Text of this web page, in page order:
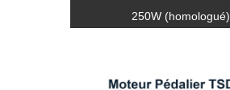
250W (homologué)